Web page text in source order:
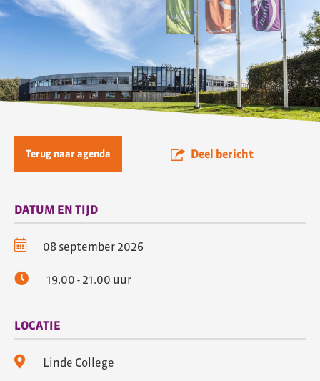
Terug naar agenda Deel bericht
DATUM EN TIJD
08 september 2026
19.00 - 21.00 uur
LOCATIE
Linde College